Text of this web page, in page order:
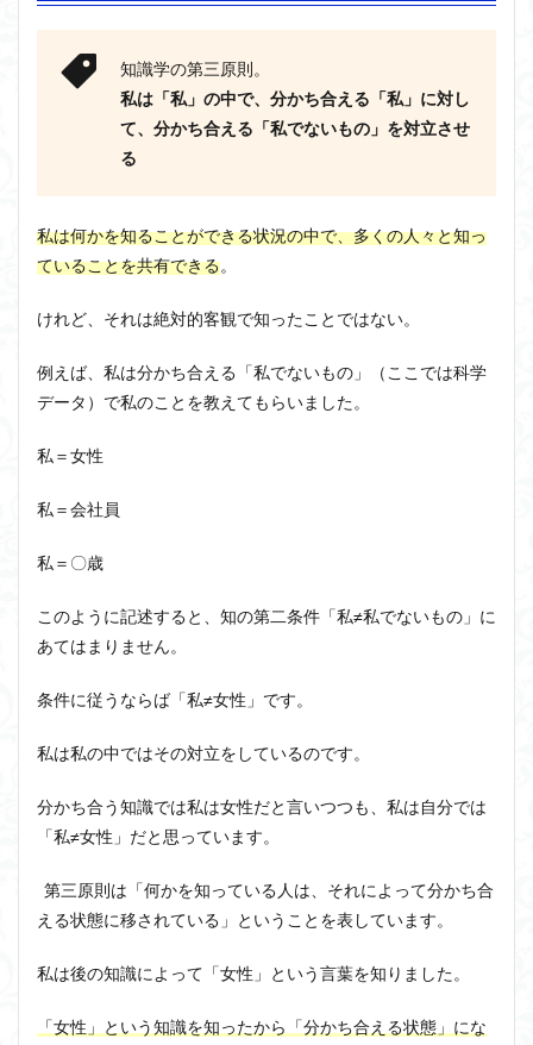
知識学の第三原則。
私は「私」の中で、分かち合える「私」に対し
て、分かち合える「私でないもの」を対立させ
る
私は何かを知ることができる状況の中で、多くの人々と知っ
ていることを共有できる。
けれど、それは絶対的客観で知ったことではない。
例えば、私は分かち合える「私でないもの」（ここでは科学
データ）で私のことを教えてもらいました。
私＝女性
私＝会社員
私＝〇歳
このように記述すると、知の第二条件「私≠私でないもの」に
あてはまりません。
条件に従うならば「私≠女性」です。
私は私の中ではその対立をしているのです。
分かち合う知識では私は女性だと言いつつも、私は自分では
「私≠女性」だと思っています。
第三原則は「何かを知っている人は、それによって分かち合
える状態に移されている」ということを表しています。
私は後の知識によって「女性」という言葉を知りました。
「女性」という知識を知ったから「分かち合える状態」にな